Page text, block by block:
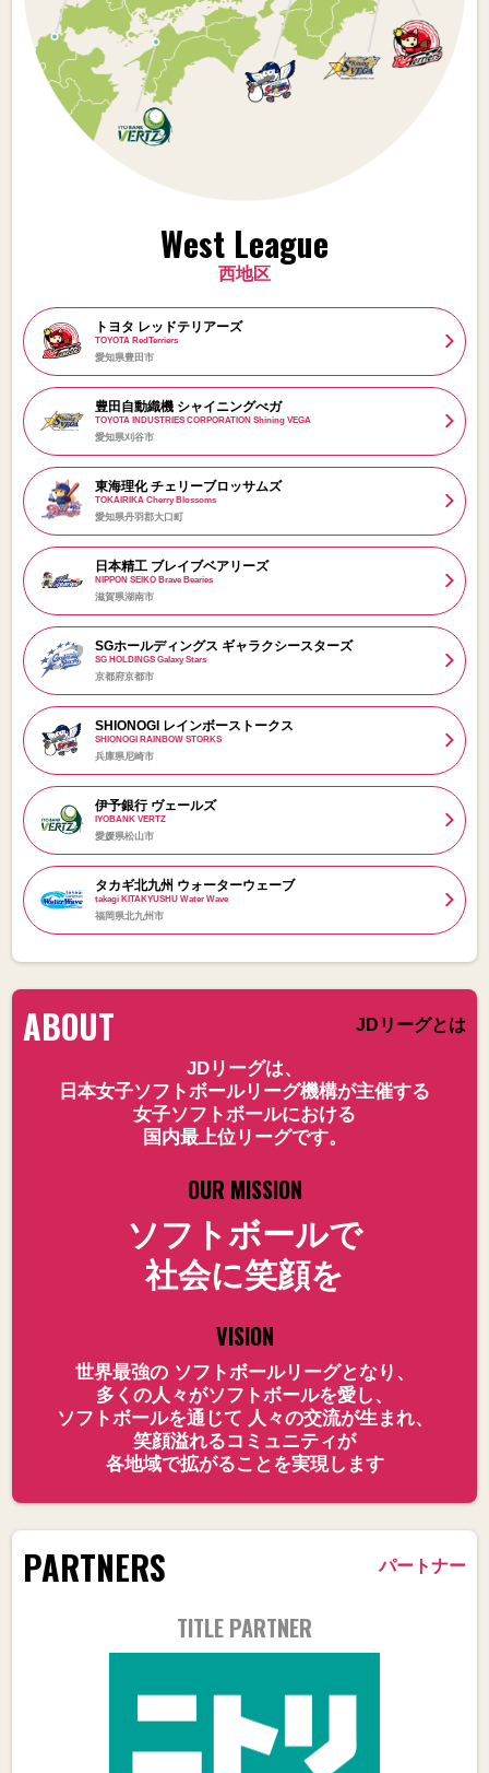
West League
西地区
トヨタ レッドテリアーズ
TOYOTA RedTerriers
愛知県豊田市
豊田自動織機 シャイニングべガ
TOYOTA INDUSTRIES CORPORATION Shining VEGA
愛知県刈谷市
東海理化 チェリーブロッサムズ
TOKAIRIKA Cherry Blossoms
愛知県丹羽郡大口町
日本精工 ブレイブベアリーズ
NIPPON SEIKO Brave Bearies
滋賀県湖南市
SGホールディングス ギャラクシースターズ
SG HOLDINGS Galaxy Stars
京都府京都市
SHIONOGI レインボーストークス
SHIONOGI RAINBOW STORKS
兵庫県尼崎市
伊予銀行 ヴェールズ
IYOBANK VERTZ
愛媛県松山市
タカギ北九州 ウォーターウェーブ
takagi KITAKYUSHU Water Wave
福岡県北九州市
ABOUT JDリーグとは
JDリーグは、
日本女子ソフトボールリーグ機構が主催する
女子ソフトボールにおける
国内最上位リーグです。
OUR MISSION
ソフトボールで
社会に笑顔を
VISION
世界最強の ソフトボールリーグとなり、
多くの人々がソフトボールを愛し、
ソフトボールを通じて 人々の交流が生まれ、
笑顔溢れるコミュニティが
各地域で拡がることを実現します
PARTNERS パートナー
TITLE PARTNER